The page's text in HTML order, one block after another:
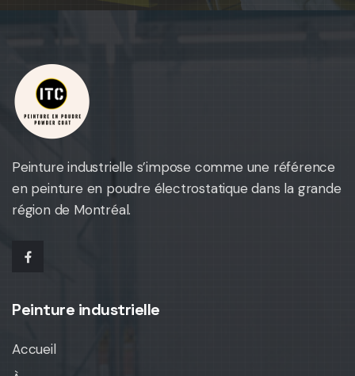
Peinture industrielle s’impose comme une référence
en peinture en poudre électrostatique dans la grande
région de Montréal.
facebook
Peinture industrielle
Accueil